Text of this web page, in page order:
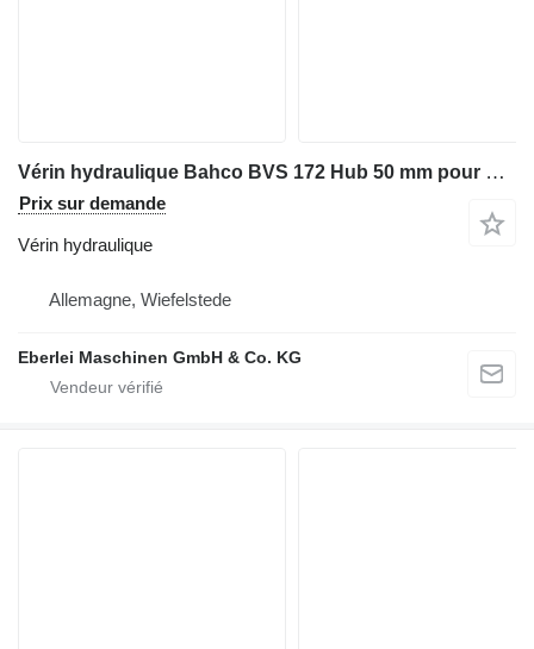
Vérin hydraulique Bahco BVS 172 Hub 50 mm pour matériel industriel
Prix sur demande
Vérin hydraulique
Allemagne, Wiefelstede
Eberlei Maschinen GmbH & Co. KG